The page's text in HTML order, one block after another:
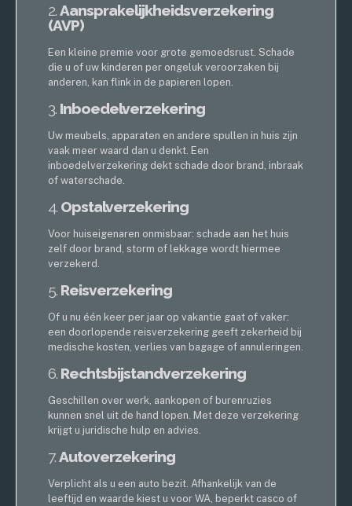
2.Aansprakelijkheidsverzekering
(AVP)
Een kleine premie voor grote gemoedsrust. Schade
die u of uw kinderen per ongeluk veroorzaken bij
anderen, kan flink in de papieren lopen.
3. Inboedelverzekering
Uw meubels, apparaten en andere spullen in huis zijn
vaak meer waard dan u denkt. Een
inboedelverzekering dekt schade door brand, inbraak
of waterschade.
4. Opstalverzekering
Voor huiseigenaren onmisbaar: schade aan het huis
zelf door brand, storm of lekkage wordt hiermee
verzekerd.
5. Reisverzekering
Of u nu één keer per jaar op vakantie gaat of vaker:
een doorlopende reisverzekering geeft zekerheid bij
medische kosten, verlies van bagage of annuleringen.
6. Rechtsbijstandverzekering
Geschillen over werk, aankopen of burenruzies
kunnen snel uit de hand lopen. Met deze verzekering
krijgt u juridische hulp en advies.
7.Autoverzekering
Verplicht als u een auto bezit. Afhankelijk van de
leeftijd en waarde kiest u voor WA, beperkt casco of